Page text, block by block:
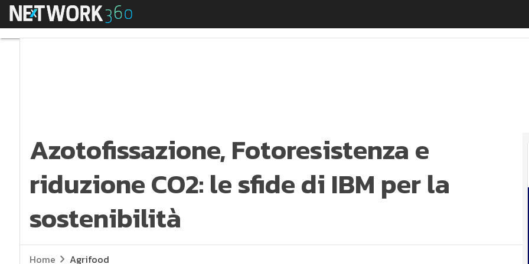
Menu
Azotofissazione, Fotoresistenza e
riduzione CO2: le sfide di IBM per la
sostenibilità
Home Agrifood